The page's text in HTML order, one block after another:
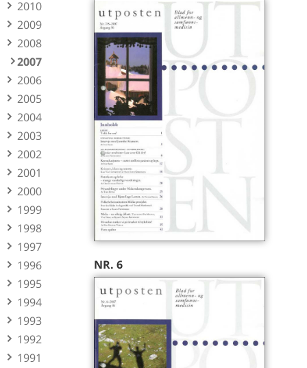
2010
2009
2008
2007
2006
2005
2004
2003
2002
2001
2000
1999
1998
1997
1996
1995
1994
1993
1992
1991
NR. 6